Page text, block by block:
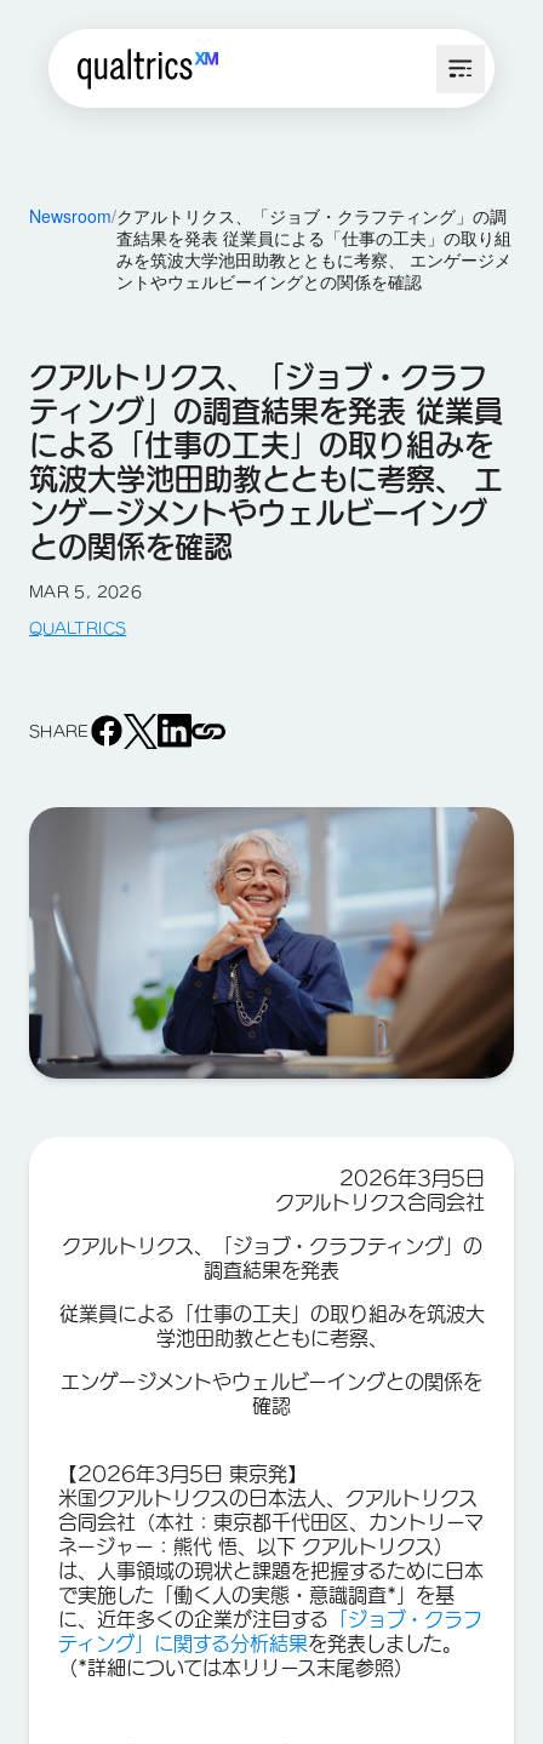
Newsroom クアルトリクス、「ジョブ・クラフティング」の調
査結果を発表 従業員による「仕事の工夫」の取り組
みを筑波大学池田助教とともに考察、 エンゲージメ
ントやウェルビーイングとの関係を確認
クアルトリクス、「ジョブ・クラフ
ティング」の調査結果を発表 従業員
による「仕事の工夫」の取り組みを
筑波大学池田助教とともに考察、 エ
ンゲージメントやウェルビーイング
との関係を確認
MAR 5, 2026
QUALTRICS
SHARE
2026年3月5日
クアルトリクス合同会社
クアルトリクス、「ジョブ・クラフティング」の
調査結果を発表
従業員による「仕事の工夫」の取り組みを筑波大
学池田助教とともに考察、
エンゲージメントやウェルビーイングとの関係を
確認
【2026年3月5日 東京発】
米国クアルトリクスの日本法人、クアルトリクス
合同会社（本社：東京都千代田区、カントリーマ
ネージャー：熊代 悟、以下 クアルトリクス）
は、人事領域の現状と課題を把握するために日本
で実施した「働く人の実態・意識調査*」を基
に、近年多くの企業が注目する 「ジョブ・クラフ
ティング」に関する分析結果を発表しました。
（*詳細については本リリース末尾参照）